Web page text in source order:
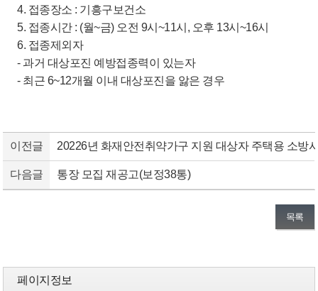
4. 접종장소 : 기흥구보건소
5. 접종시간 : (월~금) 오전 9시~11시, 오후 13시~16시
6. 접종제외자
- 과거 대상포진 예방접종력이 있는자
- 최근 6~12개월 이내 대상포진을 앓은 경우
이전글 20226년 화재안전취약가구 지원 대상자 주택용 소방
다음글 통장 모집 재공고(보정38통)
목록
페이지정보